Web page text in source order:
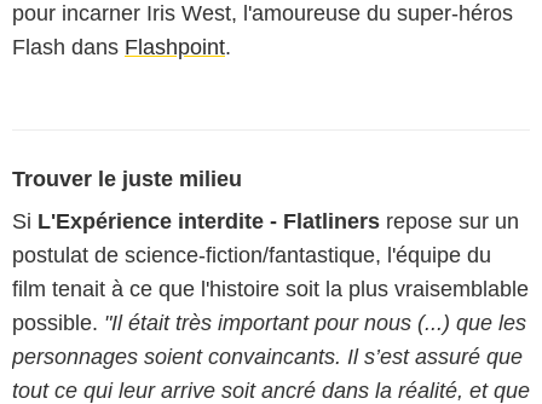
pour incarner Iris West, l'amoureuse du super-héros
Flash dans Flashpoint.
Trouver le juste milieu
Si L'Expérience interdite - Flatliners repose sur un
postulat de science-fiction/fantastique, l'équipe du
film tenait à ce que l'histoire soit la plus vraisemblable
possible. "Il était très important pour nous (...) que les
personnages soient convaincants. Il s’est assuré que
tout ce qui leur arrive soit ancré dans la réalité, et que